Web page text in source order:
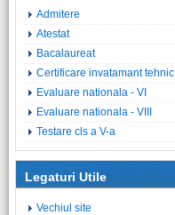
Admitere
Atestat
Bacalaureat
Certificare invatamant tehnic
Evaluare nationala - VI
Evaluare nationala - VIII
Testare cls a V-a
Legaturi Utile
Vechiul site